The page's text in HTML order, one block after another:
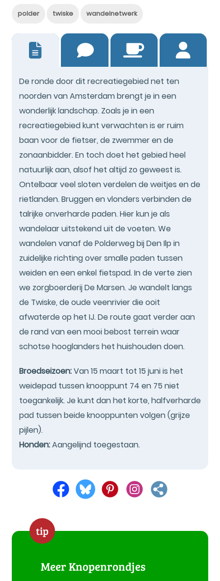
polder twiske wandelnetwerk
De ronde door dit recreatiegebied net ten
noorden van Amsterdam brengt je in een
wonderlijk landschap. Zoals je in een
recreatiegebied kunt verwachten is er ruim
baan voor de fietser, de zwemmer en de
zonaanbidder. En toch doet het gebied heel
natuurlijk aan, alsof het altijd zo geweest is.
Ontelbaar veel sloten verdelen de weitjes en de
rietlanden. Bruggen en vlonders verbinden de
talrijke onverharde paden. Hier kun je als
wandelaar uitstekend uit de voeten. We
wandelen vanaf de Polderweg bij Den Ilp in
zuidelijke richting over smalle paden tussen
weiden en een enkel fietspad. In de verte zien
we zorgboerderij De Marsen. Je wandelt langs
de Twiske, de oude veenrivier die ooit
afwaterde op het IJ. De route gaat verder aan
de rand van een mooi bebost terrein waar
schotse hooglanders het huishouden doen.
Broedseizoen:Van 15 maart tot 15 juni is het
weidepad tussen knooppunt 74 en 75 niet
toegankelijk. Je kunt dan het korte, halfverharde
pad tussen beide knooppunten volgen (grijze
pijlen).
Honden:Aangelijnd toegestaan.
tip
Meer Knopenrondjes